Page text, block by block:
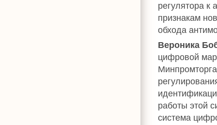
регулятора к
признакам
обхода
Вероника
цифровой
работы этой
система